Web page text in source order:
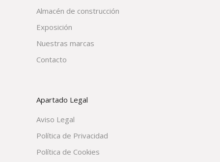
Almacén de construcción
Exposición
Nuestras marcas
Contacto
Apartado Legal
Aviso Legal
Política de Privacidad
Política de Cookies